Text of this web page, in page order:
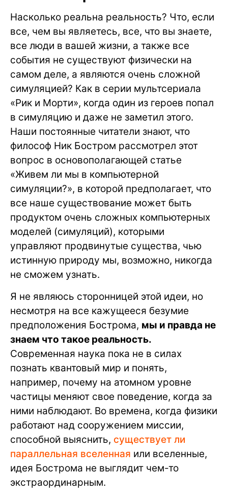
Насколько реальна реальность? Что, если
все, чем вы являетесь, все, что вы знаете,
все люди в вашей жизни, а также все
события не существуют физически на
самом деле, а являются очень сложной
симуляцией? Как в серии мультсериала
«Рик и Морти», когда один из героев попал
в симуляцию и даже не заметил этого.
Наши постоянные читатели знают, что
философ Ник Бостром рассмотрел этот
вопрос в основополагающей статье
«Живем ли мы в компьютерной
симуляции?», в которой предполагает, что
все наше существование может быть
продуктом очень сложных компьютерных
моделей (симуляций), которыми
управляют продвинутые существа, чью
истинную природу мы, возможно, никогда
не сможем узнать.
Я не являюсь сторонницей этой идеи, но
несмотря на все кажущееся безумие
предположения Бострома, мы и правда не
знаем что такое реальность.
Современная наука пока не в силах
познать квантовый мир и понять,
например, почему на атомном уровне
частицы меняют свое поведение, когда за
ними наблюдают. Во времена, когда физики
работают над сооружением миссии,
способной выяснить, существует ли
параллельная вселенная или вселенные,
идея Бострома не выглядит чем-то
экстраординарным.